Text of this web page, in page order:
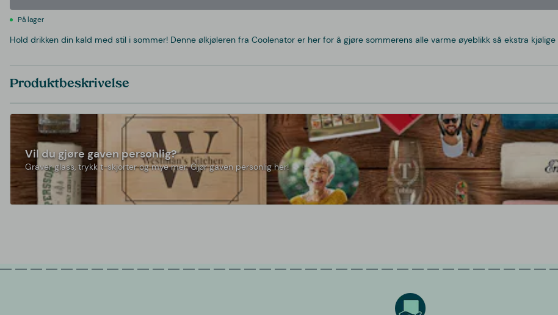
På lager
Hold drikken din kald med stil i sommer! Denne ølkjøleren fra Coolenator er her for å gjøre sommerens alle varme øyeblikk så ekstra kjølige
Produktbeskrivelse
Vil du gjøre gaven personlig?
Graver glass, trykk t-skjorter og mye mer. Gjør gaven personlig her!